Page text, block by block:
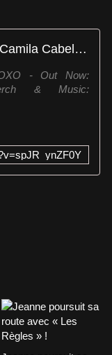
Camila Cabello - HOT UPTOWN (ft. Drake)(Official Visualizer)
- Out Now:
& Music: